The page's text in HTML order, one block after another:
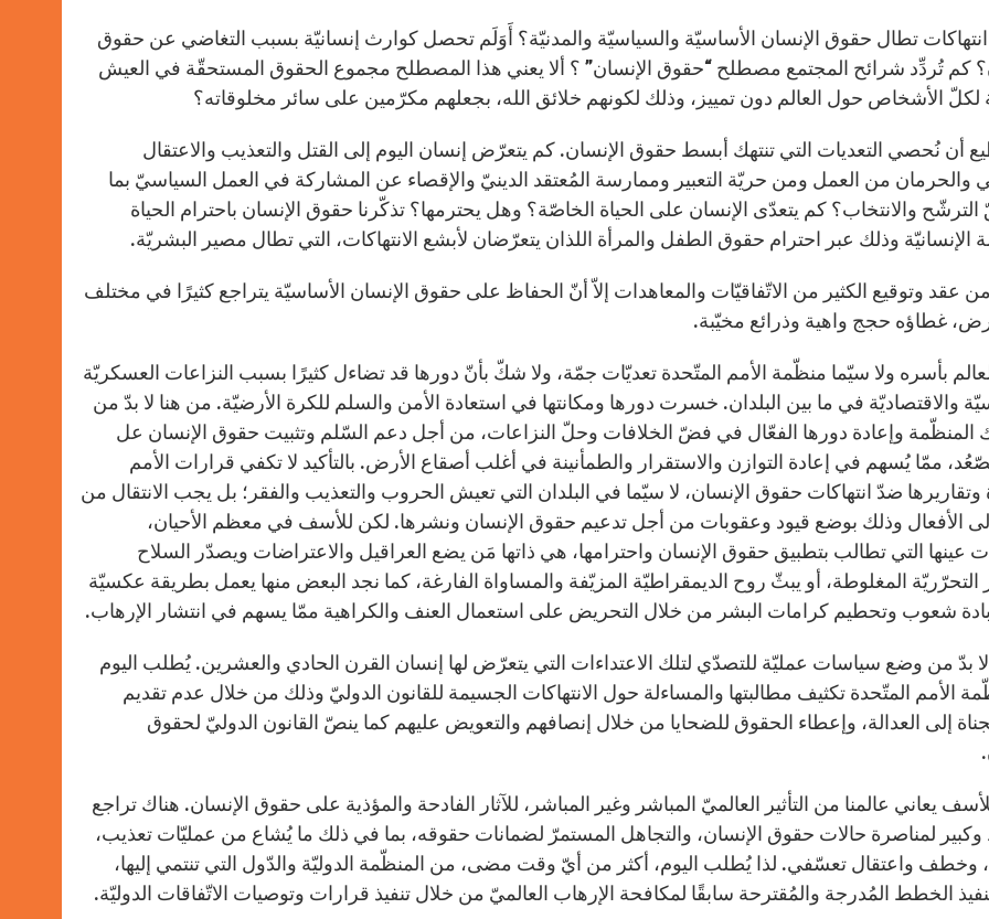
تطال حقوق الإنسان الأساسيّة والسياسيّة والمدنيّة؟ أَوَلَم تحصل كوارث إنسانيّة بسبب التغاضي عن حقوق
كم تُردِّد شرائح المجتمع مصطلح “حقوق الإنسان” ؟ ألا يعني هذا المصطلح مجموع الحقوق المستحقّة في العيش
لكلّ الأشخاص حول العالم دون تمييز، وذلك لكونهم خلائق الله، بجعلهم مكرّمين على سائر مخلوقاته؟
أن نُحصي التعديات التي تنتهك أبسط حقوق الإنسان. كم يتعرّض إنسان اليوم إلى القتل والتعذيب والاعتقال
والحرمان من العمل ومن حريّة التعبير وممارسة المُعتقد الدينيّ والإقصاء عن المشاركة في العمل السياسيّ بما
الترشّح والانتخاب؟ كم يتعدّى الإنسان على الحياة الخاصّة؟ وهل يحترمها؟ تذكّرنا حقوق الإنسان باحترام الحياة
الإنسانيّة وذلك عبر احترام حقوق الطفل والمرأة اللذان يتعرّضان لأبشع الانتهاكات، التي تطال مصير البشريّة.
عقد وتوقيع الكثير من الاتّفاقيّات والمعاهدات إلاّ أنّ الحفاظ على حقوق الإنسان الأساسيّة يتراجع كثيرًا في مختلف
غطاؤه حجج واهية وذرائع مخيّبة.
بأسره ولا سيّما منظّمة الأمم المتّحدة تعديّات جمّة، ولا شكّ بأنّ دورها قد تضاءل كثيرًا بسبب النزاعات العسكريّة
والاقتصاديّة في ما بين البلدان. خسرت دورها ومكانتها في استعادة الأمن والسلم للكرة الأرضيّة. من هنا لا بدّ من
المنظّمة وإعادة دورها الفعّال في فضّ الخلافات وحلّ النزاعات، من أجل دعم السّلم وتثبيت حقوق الإنسان عل
ممّا يُسهم في إعادة التوازن والاستقرار والطمأنينة في أغلب أصقاع الأرض. بالتأكيد لا تكفي قرارات الأمم
وتقاريرها ضدّ انتهاكات حقوق الإنسان، لا سيّما في البلدان التي تعيش الحروب والتعذيب والفقر؛ بل يجب الانتقال من
إلى الأفعال وذلك بوضع قيود وعقوبات من أجل تدعيم حقوق الإنسان ونشرها. لكن للأسف في معظم الأحيان،
عينها التي تطالب بتطبيق حقوق الإنسان واحترامها، هي ذاتها مَن يضع العراقيل والاعتراضات ويصدّر السلاح
التحرّريّة المغلوطة، أو يبثّ روح الديمقراطيّة المزيّفة والمساواة الفارغة، كما نجد البعض منها يعمل بطريقة عكسيّة
شعوب وتحطيم كرامات البشر من خلال التحريض على استعمال العنف والكراهية ممّا يسهم في انتشار الإرهاب.
بدّ من وضع سياسات عمليّة للتصدّي لتلك الاعتداءات التي يتعرّض لها إنسان القرن الحادي والعشرين. يُطلب اليوم
الأمم المتّحدة تكثيف مطالبتها والمساءلة حول الانتهاكات الجسيمة للقانون الدوليّ وذلك من خلال عدم تقديم
إلى العدالة، وإعطاء الحقوق للضحايا من خلال إنصافهم والتعويض عليهم كما ينصّ القانون الدوليّ لحقوق
يعاني عالمنا من التأثير العالميّ المباشر وغير المباشر، للآثار الفادحة والمؤذية على حقوق الإنسان. هناك تراجع
لمناصرة حالات حقوق الإنسان، والتجاهل المستمرّ لضمانات حقوقه، بما في ذلك ما يُشاع من عمليّات تعذيب،
وخطف واعتقال تعسّفي. لذا يُطلب اليوم، أكثر من أيّ وقت مضى، من المنظّمة الدوليّة والدّول التي تنتمي إليها،
الخطط المُدرجة والمُقترحة سابقًا لمكافحة الإرهاب العالميّ من خلال تنفيذ قرارات وتوصيات الاتّفاقات الدوليّة.